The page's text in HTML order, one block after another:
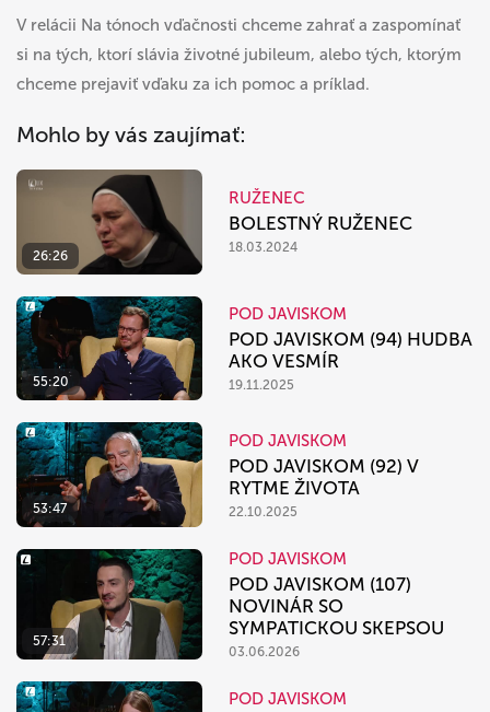
V relácii Na tónoch vďačnosti chceme zahrať a zaspomínať
si na tých, ktorí slávia životné jubileum, alebo tých, ktorým
chceme prejaviť vďaku za ich pomoc a príklad.
Mohlo by vás zaujímať:
26:26
RUŽENEC
BOLESTNÝ RUŽENEC
18.03.2024
55:20
POD JAVISKOM
POD JAVISKOM (94) HUDBA
AKO VESMÍR
19.11.2025
53:47
POD JAVISKOM
POD JAVISKOM (92) V
RYTME ŽIVOTA
22.10.2025
57:31
POD JAVISKOM
POD JAVISKOM (107)
NOVINÁR SO
SYMPATICKOU SKEPSOU
03.06.2026
POD JAVISKOM